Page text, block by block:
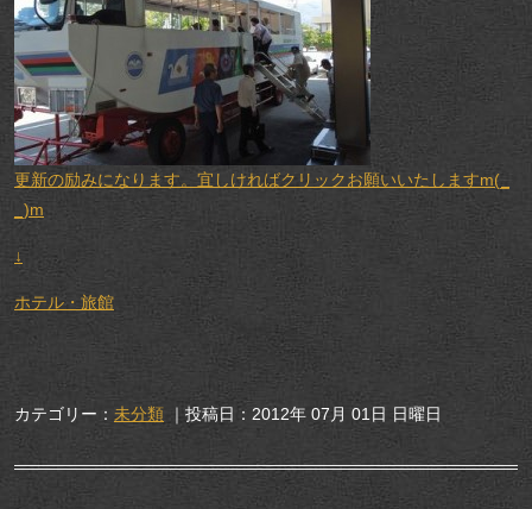
更新の励みになります。宜しければクリックお願いいたしますm(_
_)m
↓
ホテル・旅館
カテゴリー： 未分類 ｜投稿日：2012年 07月 01日 日曜日